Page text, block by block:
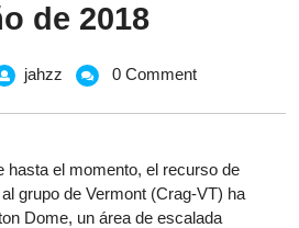
de 2018
jahzz Bolton
abrir
el
otoño
0 Comment
hasta el momento, el recurso de
grupo de Vermont (Crag-VT) ha
Dome, un área de escalada